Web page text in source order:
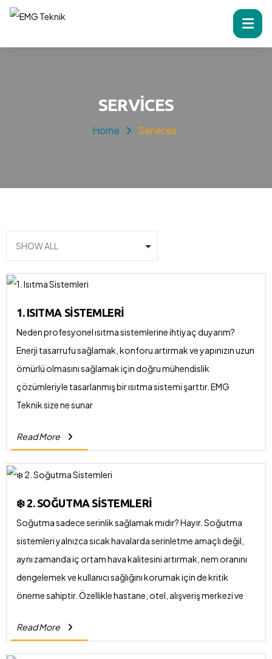
SERVICES
Home Services
1. ISITMA SISTEMLERI
Neden profesyonel ısıtma sistemlerine ihtiyaç duyarım?
Enerji tasarrufu sağlamak, konforu artırmak ve yapınızın uzun
ömürlü olmasını sağlamak için doğru mühendislik
çözümleriyle tasarlanmış bir ısıtma sistemi şarttır. EMG
Teknik size ne sunar
Read More
❄️ 2. SOĞUTMA SISTEMLERI
Soğutma sadece serinlik sağlamak mıdır? Hayır. Soğutma
sistemleri yalnızca sıcak havalarda serinletme amaçlı değil,
aynı zamanda iç ortam hava kalitesini artırmak, nem oranını
dengelemek ve kullanıcı sağlığını korumak için de kritik
öneme sahiptir. Özellikle hastane, otel, alışveriş merkezi ve
etkiler.
Read More